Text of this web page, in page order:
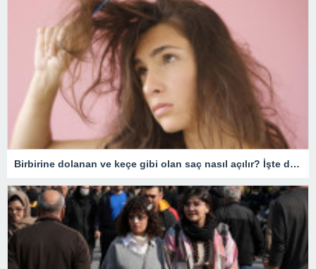
Birbirine dolanan ve keçe gibi olan saç nasıl açılır? İşte dolaşık saçı açmanın en kolay yöntemi!